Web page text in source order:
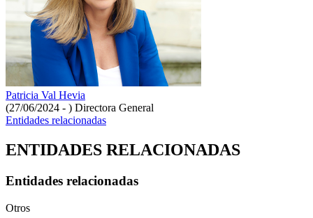
Patricia Val Hevia
(27/06/2024 - ) Directora General
Entidades relacionadas
ENTIDADES RELACIONADAS
Entidades relacionadas
Otros